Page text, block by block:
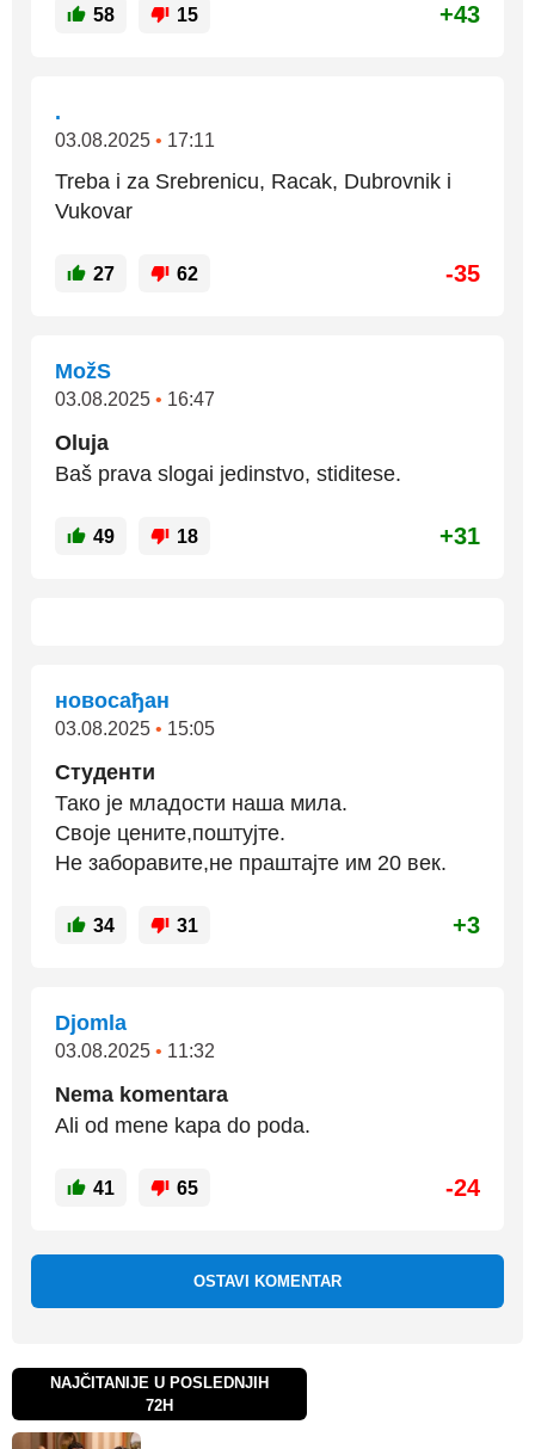
58 15 +43
.
03.08.2025 • 17:11
Treba i za Srebrenicu, Racak, Dubrovnik i
Vukovar
27 62 -35
MožS
03.08.2025 • 16:47
Oluja
Baš prava slogai jedinstvo, stiditese.
49 18 +31
новосађан
03.08.2025 • 15:05
Студенти
Тако је младости наша мила.
Своје цените,поштујте.
Не заборавите,не праштајте им 20 век.
34 31 +3
Djomla
03.08.2025 • 11:32
Nema komentara
Ali od mene kapa do poda.
41 65 -24
OSTAVI KOMENTAR
NAJČITANIJE U POSLEDNJIH
72H